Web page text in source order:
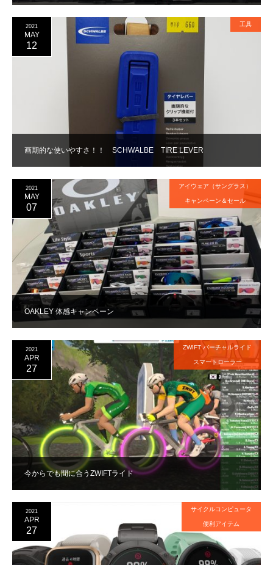
画期的な使いやすさ！！ SCHWALBE TIRE LEVER
2021
MAY
12
工具
OAKLEY 体感キャンペーン
2021
MAY
07
アイウェア（サングラス）
キャンペーン＆セール
今からでも間に合うZWIFTライド
2021
APR
27
ZWIFT バーチャルライド
スマートローラー
2021
APR
27
サイクルコンピュータ
便利アイテム